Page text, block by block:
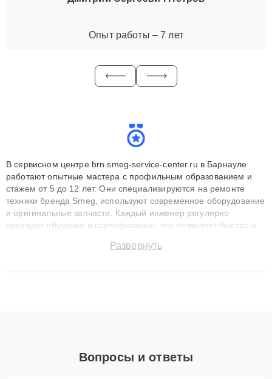
Опыт работы – 7 лет
В сервисном центре brn.smeg-service-center.ru в Барнауле
работают опытные мастера с профильным образованием и
стажем от 5 до 12 лет. Они специализируются на ремонте
техники бренда Smeg, используют современное оборудование
и оригинальные запчасти. Каждый инженер регулярно
проходит обучение и сертификацию, что позволяет быстро и
сохранением гарантии до 3 лет. Наши мастера решают
Развернуть
Вопросы и ответы